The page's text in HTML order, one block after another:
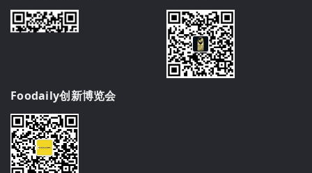
Foodaily创新博览会